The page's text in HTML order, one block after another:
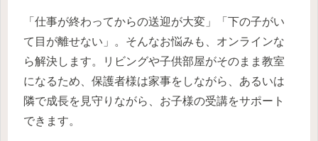
「仕事が終わってからの送迎が大変」「下の子がい
て目が離せない」。そんなお悩みも、オンラインな
ら解決します。リビングや子供部屋がそのまま教室
になるため、保護者様は家事をしながら、あるいは
隣で成長を見守りながら、お子様の受講をサポート
できます。